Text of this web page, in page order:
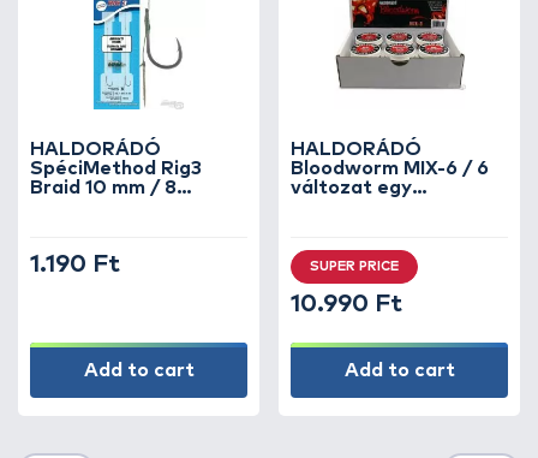
HALDORÁDÓ
SpéciMethod Rig3
Braid 10 mm / 8
1.190 Ft
Add to cart
HALDORÁDÓ
Bloodworm MIX-6 / 6
változat egy
SUPER PRICE
10.990 Ft
Add to cart